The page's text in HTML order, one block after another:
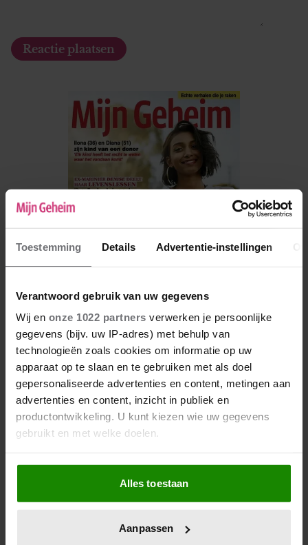
Toestemming Details Advertentie-instellingen
Verantwoord gebruik van uw gegevens
Wij en onze 1022 partners verwerken je persoonlijke
gegevens (bijv. uw IP-adres) met behulp van
technologieën zoals cookies om informatie op uw
apparaat op te slaan en te gebruiken met als doel
gepersonaliseerde advertenties en content, metingen aan
advertenties en content, inzicht in publiek en
productontwikkeling. U kunt kiezen wie uw gegevens
gebruikt en met welke doelen.
Als u het toestaat, willen we ook graag:
Informatie verzamelen over uw geografische locatie,
die tot een paar meter nauwkeurig kan zijn
op specifieke eigenschappen (fingerprinting)
Alles toestaan
Aanpassen
De nieuwe Mijn Geheim ligt nu in de winkel
Abonneren
Digitaal lezen
Los kopen